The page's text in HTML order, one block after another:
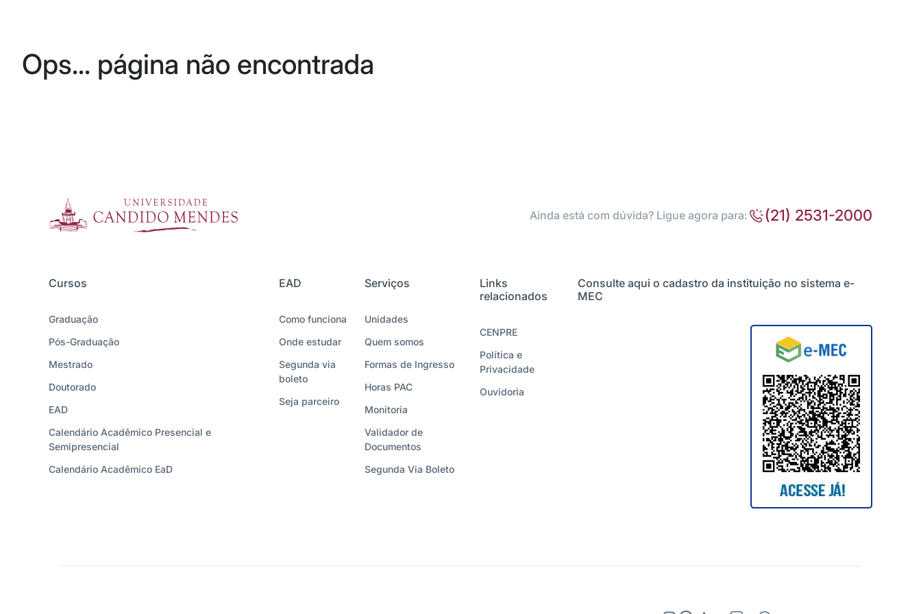
Ops... página não encontrada
Ainda está com dúvida? Ligue agora para: (21) 2531-2000
Cursos
Graduação
Pós-Graduação
Mestrado
Doutorado
EAD
Calendário Acadêmico Presencial e
Semipresencial
Calendário Acadêmico EaD
EAD
Como funciona
Onde estudar
Segunda via
boleto
Seja parceiro
Serviços
Unidades
Quem somos
Formas de Ingresso
Horas PAC
Monitoria
Validador de
Documentos
Segunda Via Boleto
Links
relacionados
CENPRE
Política e
Privacidade
Ouvidoria
Consulte aqui o cadastro da instituição no sistema e-
MEC